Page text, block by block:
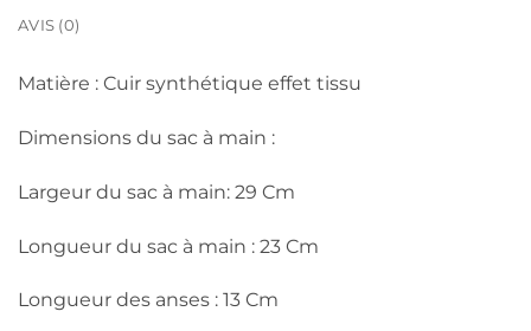
AVIS (0)
Matière : Cuir synthétique effet tissu
Dimensions du sac à main :
Largeur du sac à main: 29 Cm
Longueur du sac à main : 23 Cm
Longueur des anses : 13 Cm